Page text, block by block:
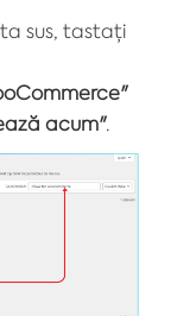
sus, tastați
acum".